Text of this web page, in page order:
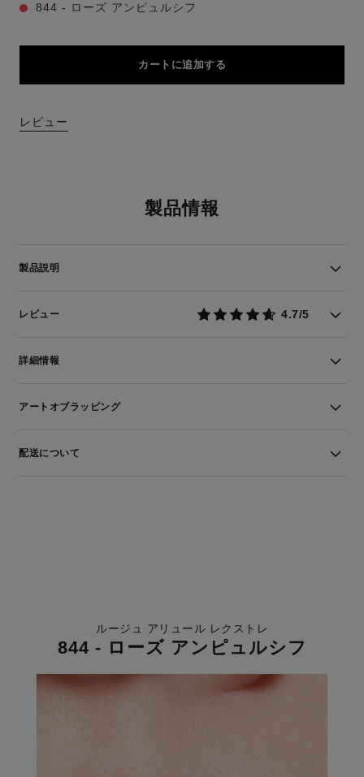
844 - ローズ アンピュルシフ
カートに追加する
レビュー
製品情報
製品説明
レビュー 4.7/5
詳細情報
アートオブラッピング
配送について
ルージュ アリュール レクストレ
844 - ローズ アンピュルシフ